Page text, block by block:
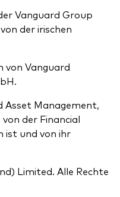
Vanguard Group
der irischen
von Vanguard
Asset Management,
der Financial
ist und von ihr
Limited. Alle Rechte